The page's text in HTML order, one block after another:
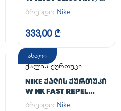
JOGGER
ბრენდი: Nike
333,00 ₾
ახალი
ქალის ქურთუკი
NIKE ᲥᲐᲚᲘᲡ ᲥᲣᲠᲗᲣᲙᲘ
W NK FAST REPEL
JACKET
ბრენდი: Nike